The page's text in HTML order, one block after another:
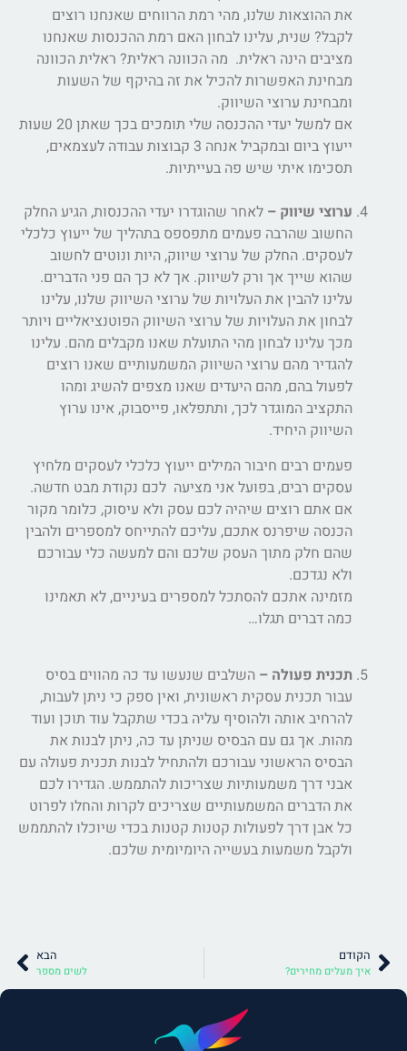
את ההוצאות שלנו, מהי רמת הרווחים שאנחנו רוצים
לקבל? שנית, עלינו לבחון האם רמת ההכנסות שאנחנו
מציבים הינה ראלית. מה הכוונה ראלית? ראלית הכוונה
מבחינת האפשרות להכיל את זה בהיקף של השעות
ומבחינת ערוצי השיווק.
אם למשל יעדי ההכנסה שלי תומכים בכך שאתן 20 שעות
ייעוץ ביום ובמקביל אנחה 3 קבוצות עבודה לעצמאים,
תסכימו איתי שיש פה בעייתיות.
ערוצי שיווק –לאחר שהוגדרו יעדי ההכנסות, הגיע החלק
החשוב שהרבה פעמים מתפספס בתהליך של ייעוץ כלכלי
לעסקים. החלק של ערוצי שיווק, היות ונוטים לחשוב
שהוא שייך אך ורק לשיווק. אך לא כך הם פני הדברים.
עלינו להבין את העלויות של ערוצי השיווק שלנו, עלינו
לבחון את העלויות של ערוצי השיווק הפוטנציאליים ויותר
מכך עלינו לבחון מהי התועלת שאנו מקבלים מהם. עלינו
להגדיר מהם ערוצי השיווק המשמעותיים שאנו רוצים
לפעול בהם, מהם היעדים שאנו מצפים להשיג ומהו
התקציב המוגדר לכך, ותתפלאו, פייסבוק, אינו ערוץ
השיווק היחיד.
פעמים רבים חיבור המילים ייעוץ כלכלי לעסקים מלחיץ
עסקים רבים, בפועל אני מציעה לכם נקודת מבט חדשה.
אם אתם רוצים שיהיה לכם עסק ולא עיסוק, כלומר מקור
הכנסה שיפרנס אתכם, עליכם להתייחס למספרים ולהבין
שהם חלק מתוך העסק שלכם והם למעשה כלי עבורכם
ולא נגדכם.
מזמינה אתכם להסתכל למספרים בעיניים, לא תאמינו
כמה דברים תגלו…
תכנית פעולה –השלבים שנעשו עד כה מהווים בסיס
עבור תכנית עסקית ראשונית, ואין ספק כי ניתן לעבות,
להרחיב אותה ולהוסיף עליה בכדי שתקבל עוד תוכן ועוד
מהות. אך גם עם הבסיס שניתן עד כה, ניתן לבנות את
הבסיס הראשוני עבורכם ולהתחיל לבנות תכנית פעולה עם
אבני דרך משמעותיות שצריכות להתממש. הגדירו לכם
את הדברים המשמעותיים שצריכים לקרות והחלו לפרוט
כל אבן דרך לפעולות קטנות קטנות בכדי שיוכלו להתממש
ולקבל משמעות בעשייה היומיומית שלכם.
הקודם
איך מעלים מחירים?
הבא
לשים מספר